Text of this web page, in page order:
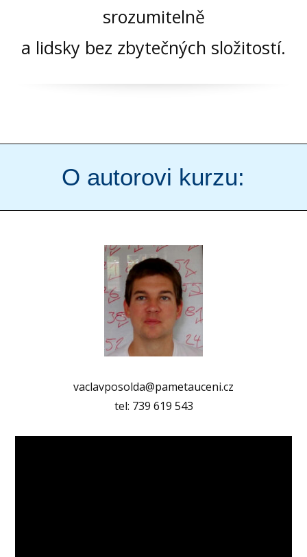
srozumitelně
a lidsky bez zbytečných složitostí.
O autorovi kurzu:
vaclavposolda@pametauceni.cz
tel: 739 619 543